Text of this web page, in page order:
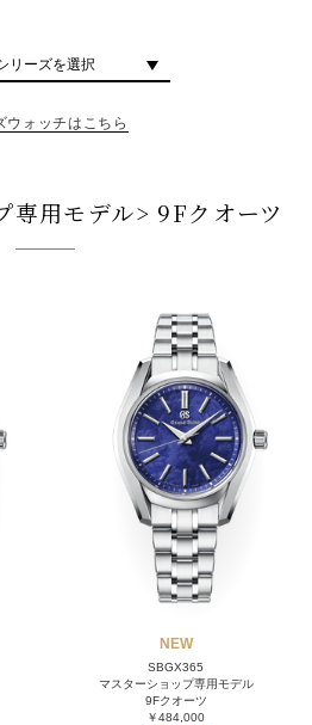
リーズを選択
ウォッチはこちら
専用モデル> 9Fクオーツ
NEW
SBGX365
マスターショップ専用モデル
9Fクオーツ
￥484,000